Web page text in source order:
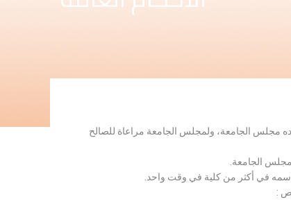
مجلس الجامعة، ولمجلس الجامعة مراعاة للصالح
مجلس الجامعة.
اسمه في أكثر من كلية في وقت واحد.
: